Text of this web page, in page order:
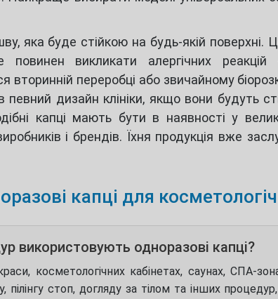
яка буде стійкою на будь-якій
викликати алергічних реакцій
вторинній переробці або звичайному
дизайн клініки, якщо вони будуть
капці мають бути в наявності у
і брендів. Їхня продукція вже
капці для
використовують одноразові капці?
косметологічних кабінетах, саунах, СПА-
стоп, догляду за тілом та інших